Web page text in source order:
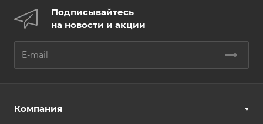
Подписывайтесь
на новости и акции
Компания